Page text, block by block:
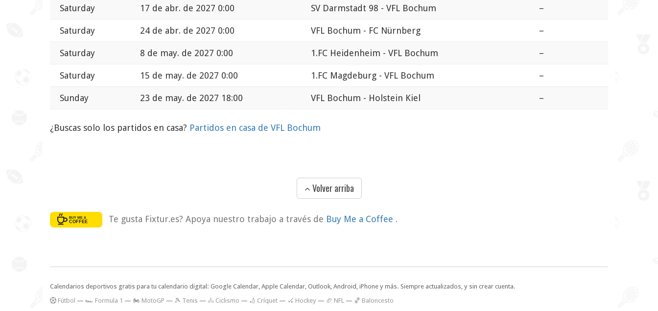
Saturday 17 de abr. de 2027 0:00 SV Darmstadt 98 - VFL Bochum –
Saturday 24 de abr. de 2027 0:00 VFL Bochum - FC Nürnberg –
Saturday 8 de may. de 2027 0:00 1.FC Heidenheim - VFL Bochum –
Saturday 15 de may. de 2027 0:00 1.FC Magdeburg - VFL Bochum –
Sunday 23 de may. de 2027 18:00 VFL Bochum - Holstein Kiel –
¿Buscas solo los partidos en casa? Partidos en casa de VFL Bochum
Volver arriba
Te gusta Fixtur.es? Apoya nuestro trabajo a través de Buy Me a Coffee .
Calendarios deportivos gratis para tu calendario digital: Google Calendar, Apple Calendar, Outlook, Android, iPhone y más. Siempre actualizados, y sin crear cuenta.
Fútbol — 🏎️ Formula 1 — 🏍 MotoGP — 🎾 Tenis — 🚴 Ciclismo — 🏏 Críquet — 🏑 Hockey — 🏈 NFL — 🏀 Baloncesto